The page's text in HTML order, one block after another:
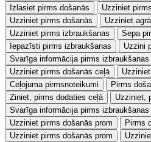
Izlasiet pirms došanās
Uzziniet
Uzziniet pirms došanās
Uzziniet
Uzziniet pirms izbraukšanas
Sepa
Iepazīsti pirms izbraukšanas
Uzzini
Svarīga informācija pirms izbraukšanas
Uzziniet pirms došanās ceļā
Ceļojuma pirmsnoteikumi
Pirms
Ziniet, pirms dodaties ceļā
Uzziniet,
Svarīga informācija pirms izbraukšanas
Uzziniet pirms došanās prom
Pirms
Uzziniet pirms došanās prom